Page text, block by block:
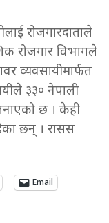
रोजगारदाताले
रोजगार विभागले
व्यवसायीमार्फत
३३० नेपाली
छ । केही
छन् । रासस
Email